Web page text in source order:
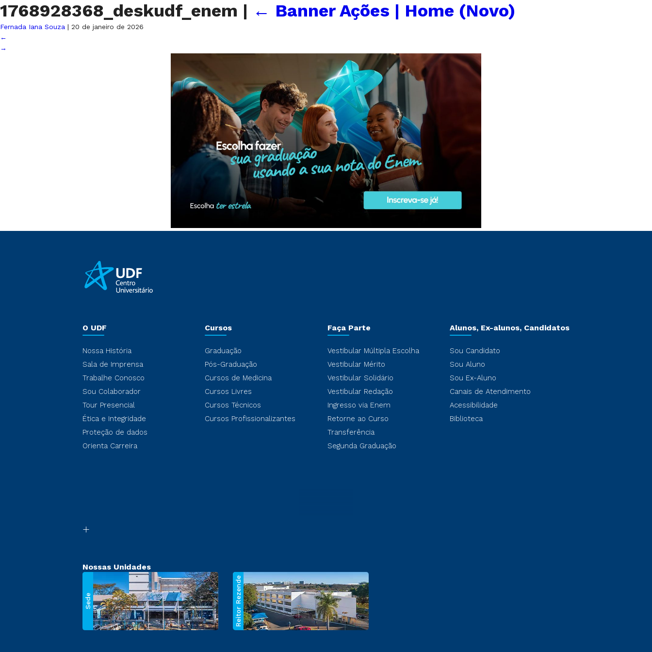
1768928368_deskudf_enem | ← Banner Ações | Home (Novo)
Fernada Iana Souza | 20 de janeiro de 2026
←
→
O UDF
Nossa História
Sala de Imprensa
Trabalhe Conosco
Sou Colaborador
Tour Presencial
Ética e Integridade
Proteção de dados
Orienta Carreira
Cursos
Graduação
Pós-Graduação
Cursos de Medicina
Cursos Livres
Cursos Técnicos
Cursos Profissionalizantes
Faça Parte
Vestibular Múltipla Escolha
Vestibular Mérito
Vestibular Solidário
Vestibular Redação
Ingresso via Enem
Retorne ao Curso
Transferência
Segunda Graduação
Alunos, Ex-alunos, Candidatos
Sou Candidato
Sou Aluno
Sou Ex-Aluno
Canais de Atendimento
Acessibilidade
Biblioteca
Nossas Unidades
Sede Reitor Rezende